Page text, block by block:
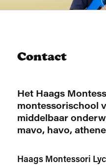
Contact
Het Haags
montessorischool
middelbaar
mavo, havo,
Haags Montessori